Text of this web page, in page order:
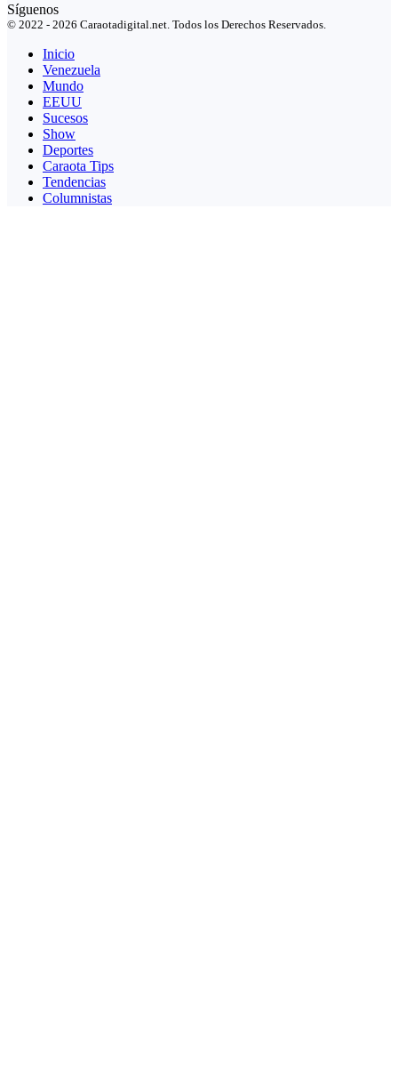
Síguenos
© 2022 - 2026 Caraotadigital.net. Todos los Derechos Reservados.
Inicio
Venezuela
Mundo
EEUU
Sucesos
Show
Deportes
Caraota Tips
Tendencias
Columnistas